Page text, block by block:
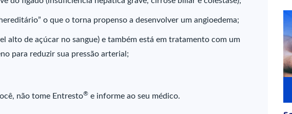
o que o torna propenso a desenvolver um angioedema;
alto de açúcar no sangue) e também está em tratamento com um
para reduzir sua pressão arterial;
não tome Entresto® e informe ao seu médico.